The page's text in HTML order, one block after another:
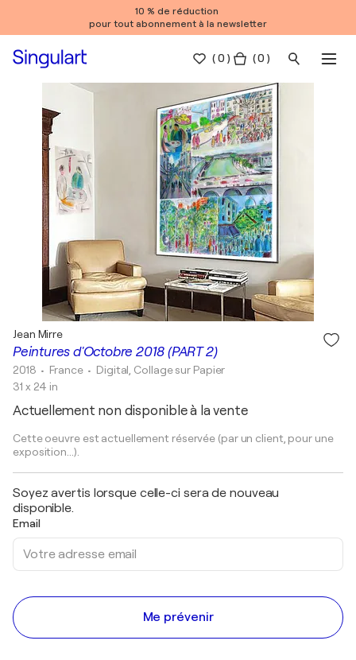
10 % de réduction
pour tout abonnement à la newsletter
(0 ) ( 0 )
Peintures d'Octobre 2018 (PART 2)
Jean Mirre
2018 • France • Digital, Collage sur Papier
31 x 24 in
Actuellement non disponible à la vente
Cette oeuvre est actuellement réservée (par un client, pour une
exposition...).
Soyez avertis lorsque celle-ci sera de nouveau
disponible.
Email
Me prévenir